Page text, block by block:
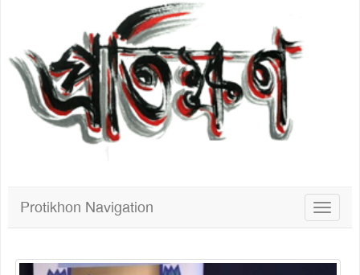
Toggle
Protikhon Navigation